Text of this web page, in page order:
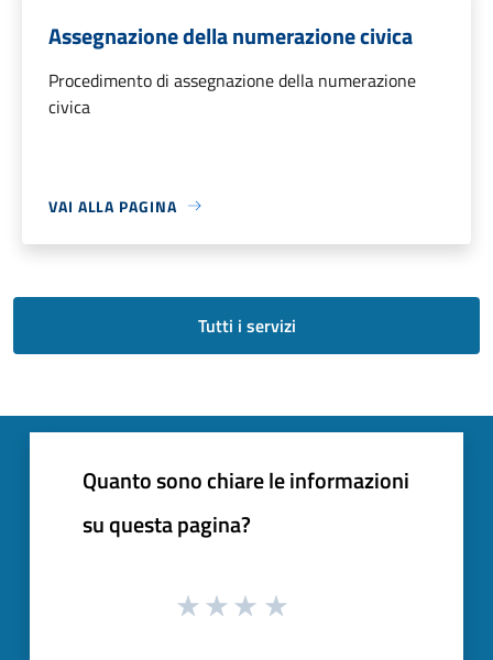
Assegnazione della numerazione civica
Procedimento di assegnazione della numerazione
civica
VAI ALLA PAGINA
Tutti i servizi
Quanto sono chiare le informazioni
su questa pagina?